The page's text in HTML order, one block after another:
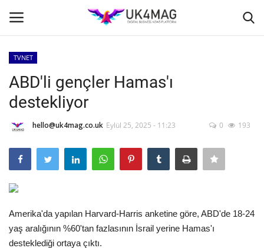
Ana Sayfa
TOPLUM
İş Platformu
TVNET
İş İlanları
TVNET
ABD'li gençler Hamas'ı
destekliyor
hello@uk4mag.co.uk Eylül 25, 2025 - 11:23 0 193
Amerika'da yapılan Harvard-Harris anketine göre, ABD'de 18-24
yaş aralığının %60'tan fazlasının İsrail yerine Hamas'ı
desteklediği ortaya çıktı.